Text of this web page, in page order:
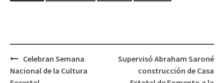
Post
navigation
Celebran Semana
Nacional de la Cultura
Supervisó Abraham Saroné
construcción de Casa